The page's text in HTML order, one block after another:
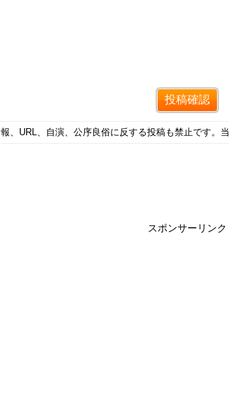
、URL、自演、公序良俗に反する投稿も禁止です
スポンサーリンク